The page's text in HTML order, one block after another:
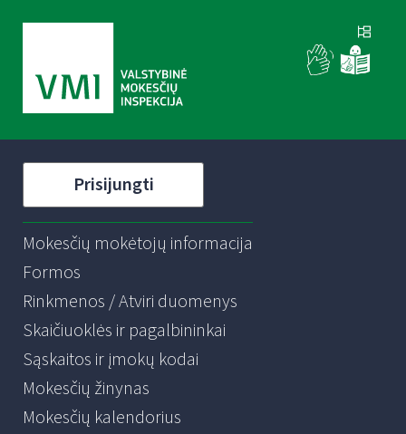
Prisijungti
Mokesčių mokėtojų informacija
Formos
Rinkmenos / Atviri duomenys
Skaičiuoklės ir pagalbininkai
Sąskaitos ir įmokų kodai
Mokesčių žinynas
Mokesčių kalendorius